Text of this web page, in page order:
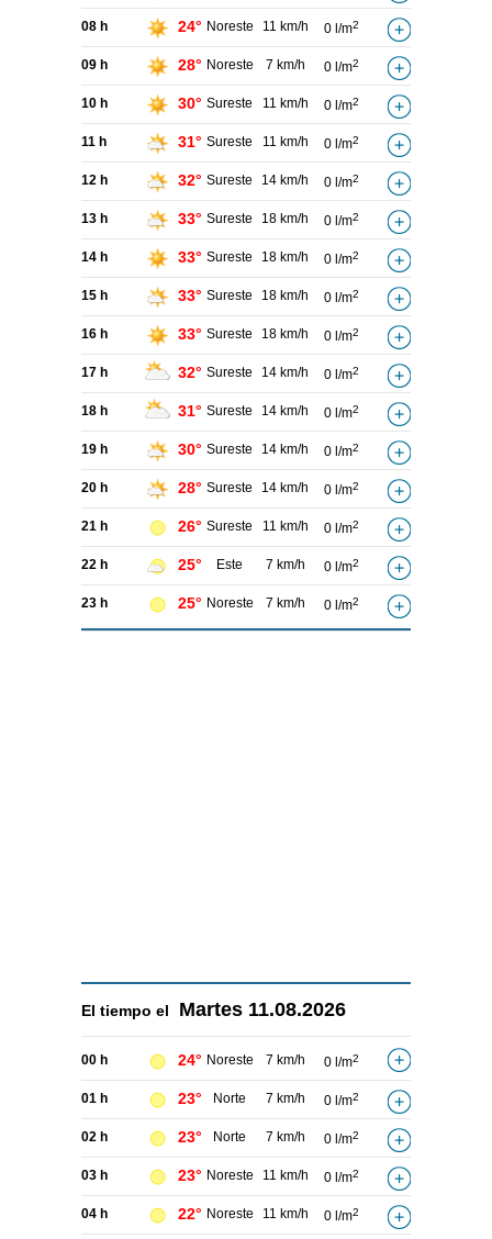
08 h 24° Noreste 11 km/h 0 l/m2
09 h 28° Noreste 7 km/h 0 l/m2
10 h 30° Sureste 11 km/h 0 l/m2
11 h 31° Sureste 11 km/h 0 l/m2
12 h 32° Sureste 14 km/h 0 l/m2
13 h 33° Sureste 18 km/h 0 l/m2
14 h 33° Sureste 18 km/h 0 l/m2
15 h 33° Sureste 18 km/h 0 l/m2
16 h 33° Sureste 18 km/h 0 l/m2
17 h 32° Sureste 14 km/h 0 l/m2
18 h 31° Sureste 14 km/h 0 l/m2
19 h 30° Sureste 14 km/h 0 l/m2
20 h 28° Sureste 14 km/h 0 l/m2
21 h 26° Sureste 11 km/h 0 l/m2
22 h 25° Este 7 km/h 0 l/m2
23 h 25° Noreste 7 km/h 0 l/m2
El tiempo el Martes 11.08.2026
00 h 24° Noreste 7 km/h 0 l/m2
01 h 23° Norte 7 km/h 0 l/m2
02 h 23° Norte 7 km/h 0 l/m2
03 h 23° Noreste 11 km/h 0 l/m2
04 h 22° Noreste 11 km/h 0 l/m2